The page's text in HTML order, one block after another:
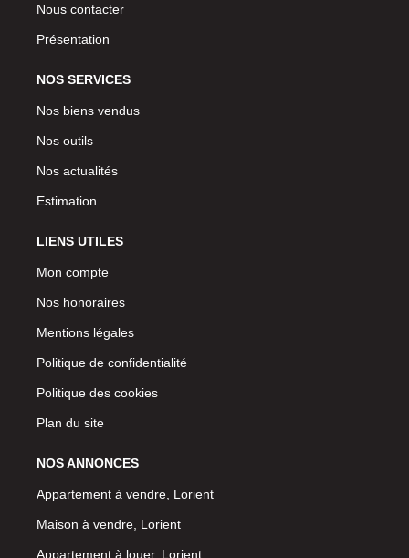
Nous contacter
Présentation
NOS SERVICES
Nos biens vendus
Nos outils
Nos actualités
Estimation
LIENS UTILES
Mon compte
Nos honoraires
Mentions légales
Politique de confidentialité
Politique des cookies
Plan du site
NOS ANNONCES
Appartement à vendre, Lorient
Maison à vendre, Lorient
Appartement à louer, Lorient